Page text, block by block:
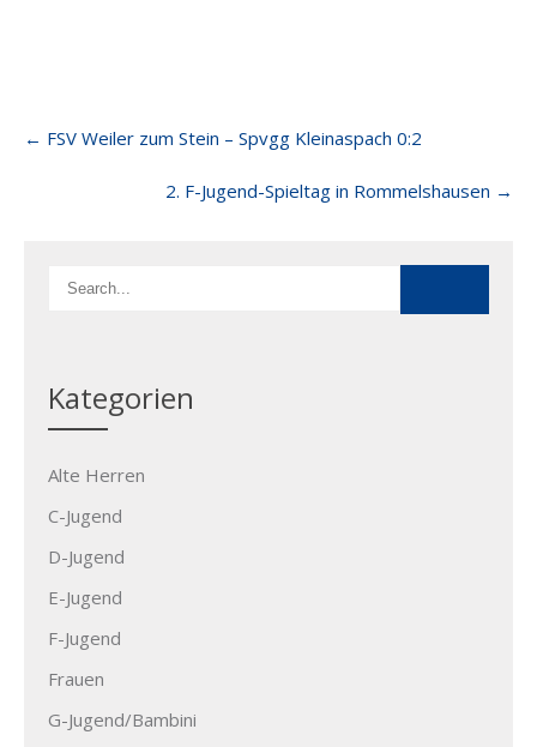
Post
navigation
← FSV Weiler zum Stein – Spvgg Kleinaspach 0:2
2. F-Jugend-Spieltag in Rommelshausen →
Kategorien
Alte Herren
C-Jugend
D-Jugend
E-Jugend
F-Jugend
Frauen
G-Jugend/Bambini